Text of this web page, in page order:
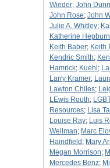
Wieder; John Dunn
John Rose; John
Julie A. Whitley;
Katherine Hepburn
Keith Baber; Keith
Kendric Smith;
Hamrick; Kuehl ;
Larry Kramer;
Lawton Chiles;
LEwis Routh; LGBT
Resources; Lisa
Louise Ray; Luis
Wellman; Marc
Haindfield ; Mary
Megan Morrison;
Mercedes Benz;